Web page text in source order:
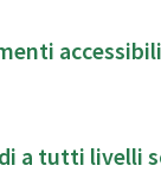
a tutti livelli